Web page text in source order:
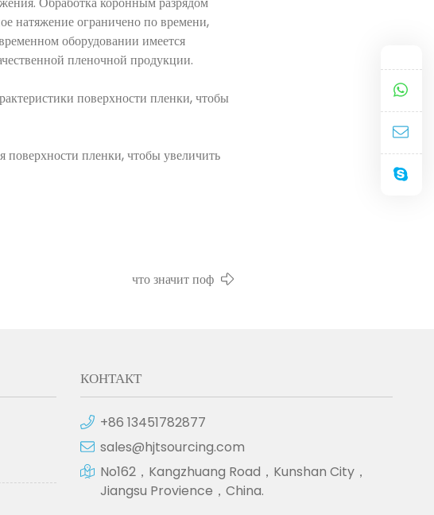
натяжение ограничено по времени,
оборудовании имеется
пленочной продукции.
поверхности пленки, чтобы
пленки, чтобы увеличить
что значит поф
КОНТАКТ
+86 13451782877
sales@hjtsourcing.com
No162，Kangzhuang Road，Kunshan City，
Jiangsu Provience，China.